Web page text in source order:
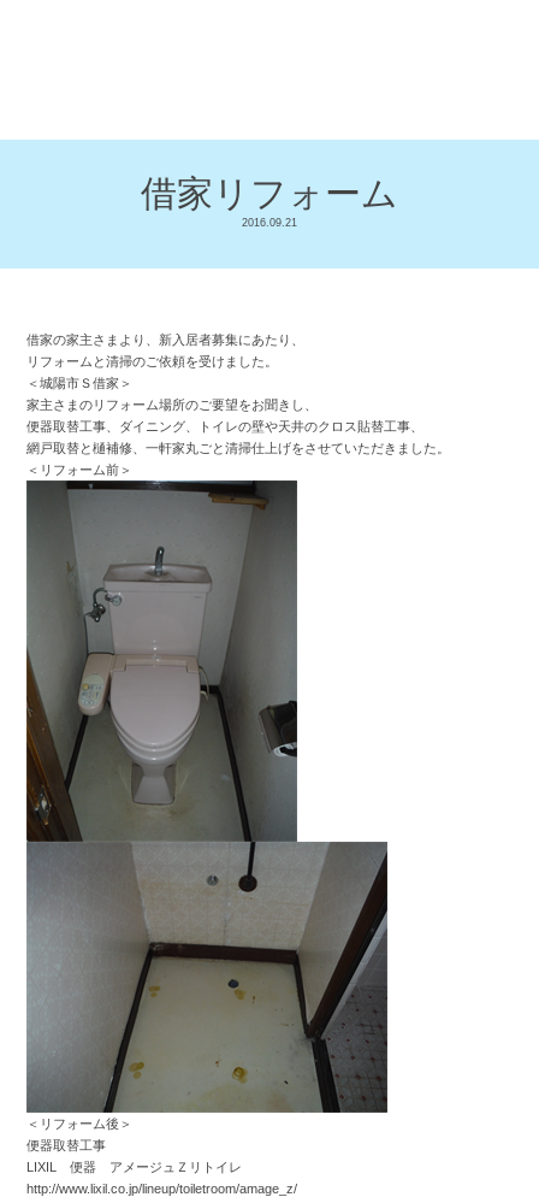
借家リフォーム
2016.09.21
借家の家主さまより、新入居者募集にあたり、
リフォームと清掃のご依頼を受けました。
＜城陽市Ｓ借家＞
家主さまのリフォーム場所のご要望をお聞きし、
便器取替工事、ダイニング、トイレの壁や天井のクロス貼替工事、
網戸取替と樋補修、一軒家丸ごと清掃仕上げをさせていただきました。
＜リフォーム前＞
＜リフォーム後＞
便器取替工事
LIXIL 便器 アメージュＺリトイレ
http://www.lixil.co.jp/lineup/toiletroom/amage_z/